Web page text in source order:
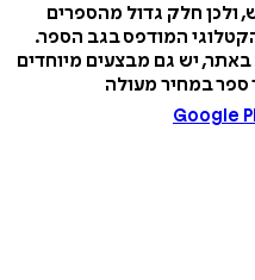
ולכן חלק גדול מהספרים
המודפס בגב הספר.
יש גם מבצעים מיוחדים
ספר במחיר מעולה
Google